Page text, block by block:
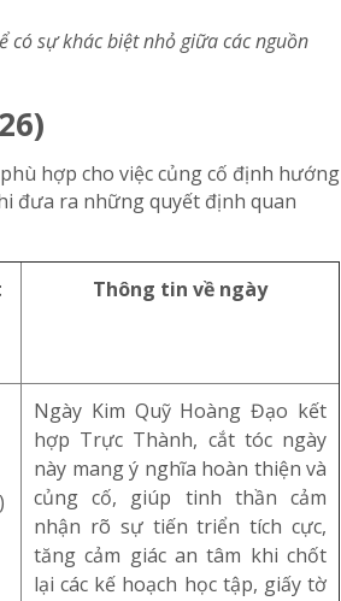
sự khác biệt nhỏ giữa các nguồn
hợp cho việc củng cố định hướng
đưa ra những quyết định quan
Thông tin về ngày
Ngày Kim Quỹ Hoàng Đạo kết
hợp Trực Thành, cắt tóc ngày
này mang ý nghĩa hoàn thiện và
củng cố, giúp tinh thần cảm
nhận rõ sự tiến triển tích cực,
tăng cảm giác an tâm khi chốt
lại các kế hoạch học tập, giấy tờ